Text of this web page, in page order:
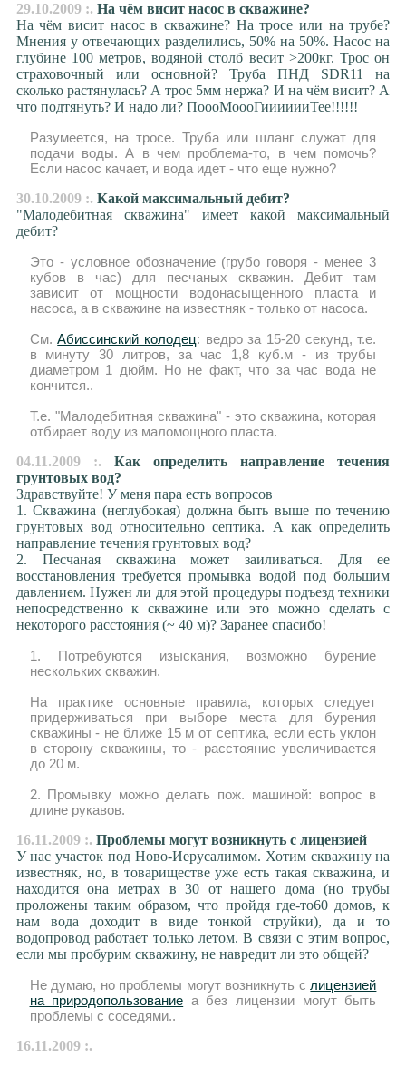
29.10.2009 :. На чём висит насос в скважине?
На чём висит насос в скважине? На тросе или на трубе?
Мнения у отвечающих разделились, 50% на 50%. Насос на
глубине 100 метров, водяной столб весит >200кг. Трос он
страховочный или основной? Труба ПНД SDR11 на
сколько растянулась? А трос 5мм нержа? И на чём висит? А
что подтянуть? И надо ли? ПоооМоооГииииииТее!!!!!!
Разумеется, на тросе. Труба или шланг служат для
подачи воды. А в чем проблема-то, в чем помочь?
Если насос качает, и вода идет - что еще нужно?
30.10.2009 :. Какой максимальный дебит?
"Малодебитная скважина" имеет какой максимальный
дебит?
Это - условное обозначение (грубо говоря - менее 3
кубов в час) для песчаных скважин. Дебит там
зависит от мощности водонасыщенного пласта и
насоса, а в скважине на известняк - только от насоса.
См.Абиссинский колодец: ведро за 15-20 секунд, т.е.
в минуту 30 литров, за час 1,8 куб.м - из трубы
диаметром 1 дюйм. Но не факт, что за час вода не
кончится..
Т.е. "Малодебитная скважина" - это скважина, которая
отбирает воду из маломощного пласта.
04.11.2009 :. Как определить направление течения
грунтовых вод?
Здравствуйте! У меня пара есть вопросов
1. Скважина (неглубокая) должна быть выше по течению
грунтовых вод относительно септика. А как определить
направление течения грунтовых вод?
2. Песчаная скважина может заиливаться. Для ее
восстановления требуется промывка водой под большим
давлением. Нужен ли для этой процедуры подъезд техники
непосредственно к скважине или это можно сделать с
некоторого расстояния (~ 40 м)? Заранее спасибо!
1. Потребуются изыскания, возможно бурение
нескольких скважин.
На практике основные правила, которых следует
придерживаться при выборе места для бурения
скважины - не ближе 15 м от септика, если есть уклон
в сторону скважины, то - расстояние увеличивается
до 20 м.
2. Промывку можно делать пож. машиной: вопрос в
длине рукавов.
16.11.2009 :. Проблемы могут возникнуть с лицензией
У нас участок под Ново-Иерусалимом. Хотим скважину на
известняк, но, в товариществе уже есть такая скважина, и
находится она метрах в 30 от нашего дома (но трубы
проложены таким образом, что пройдя где-то60 домов, к
нам вода доходит в виде тонкой струйки), да и то
водопровод работает только летом. В связи с этим вопрос,
если мы пробурим скважину, не навредит ли это общей?
Не думаю, но проблемы могут возникнуть с лицензией
на природопользование а без лицензии могут быть
проблемы с соседями..
16.11.2009 :.